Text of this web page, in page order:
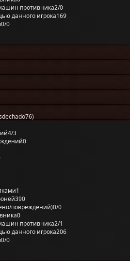
противника2/0
данного игрока169
0/0
4/3
0
1
390
повреждений)0/0
0
противника2/1
данного игрока206
0/0